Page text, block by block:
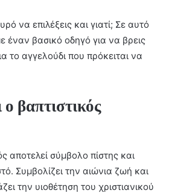
να επιλέξεις και γιατί; Σε αυτό
βασικό οδηγό για να βρεις
το αγγελούδι που πρόκειται να
βαπτιστικός
αποτελεί σύμβολο πίστης και
Συμβολίζει την αιώνια ζωή και
την υιοθέτηση του χριστιανικού